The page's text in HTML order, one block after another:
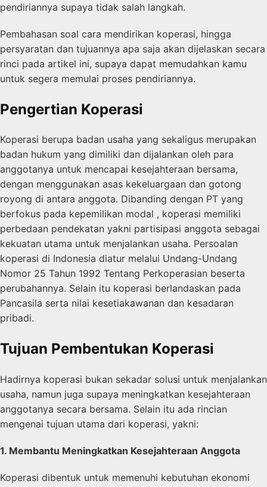
pendiriannya supaya tidak salah langkah.
Pembahasan soal cara mendirikan koperasi, hingga
persyaratan dan tujuannya apa saja akan dijelaskan secara
rinci pada artikel ini, supaya dapat memudahkan kamu
untuk segera memulai proses pendiriannya.
Pengertian Koperasi
Koperasi berupa badan usaha yang sekaligus merupakan
badan hukum yang dimiliki dan dijalankan oleh para
anggotanya untuk mencapai kesejahteraan bersama,
dengan menggunakan asas kekeluargaan dan gotong
royong di antara anggota. Dibanding dengan PT yang
berfokus pada kepemilikan modal , koperasi memiliki
perbedaan pendekatan yakni partisipasi anggota sebagai
kekuatan utama untuk menjalankan usaha. Persoalan
koperasi di Indonesia diatur melalui Undang-Undang
Nomor 25 Tahun 1992 Tentang Perkoperasian beserta
perubahannya. Selain itu koperasi berlandaskan pada
Pancasila serta nilai kesetiakawanan dan kesadaran
pribadi.
Tujuan Pembentukan Koperasi
Hadirnya koperasi bukan sekadar solusi untuk menjalankan
usaha, namun juga supaya meningkatkan kesejahteraan
anggotanya secara bersama. Selain itu ada rincian
mengenai tujuan utama dari koperasi, yakni:
1. Membantu Meningkatkan Kesejahteraan Anggota
Koperasi dibentuk untuk memenuhi kebutuhan ekonomi